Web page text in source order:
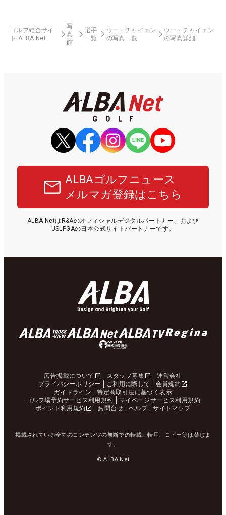
ゴルフ総合サイ
ト ALBA Net
写
真
館
選手
一覧
ウー・チャイェン
の写真一覧
ウー・チャイェン
の写真詳細
ALBAゴルフニュース
メルマガ登録はこちら
ALBA NetはR&Aのオフィシャルデジタルパートナー、および
USLPGAの日本公式サイトパートナーです。
広告掲載について スタッフ募集
運営会社
プライバシーポリシー
ご利用に際して
会員規約
ガイドライン
特定商取引法に基づく表示
ゴルフ場予約サービス利用規約
マイページサービス利用規約
ポイント利用規約
お問合せ ヘルプ サイトマップ
掲載されている全てのコンテンツの無断での転載、転用、コピー等は禁じま
す。
© ALBA Net